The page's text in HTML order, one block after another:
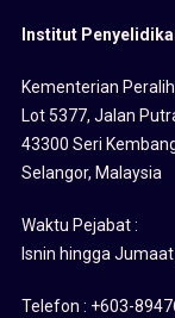
Institut
Kementerian
Lot 5377, Jalan
43300 Seri
Selangor, Malaysia
Waktu Pejabat :
Isnin hingga
Telefon : +603-